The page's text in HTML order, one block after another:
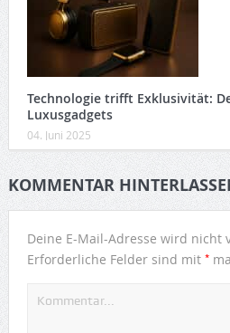
Technologie trifft Exklusivität:
Luxusgadgets
04. Juni 2025
KOMMENTAR
Deine E-Mail-Adresse wird nicht
Erforderliche Felder sind mit *